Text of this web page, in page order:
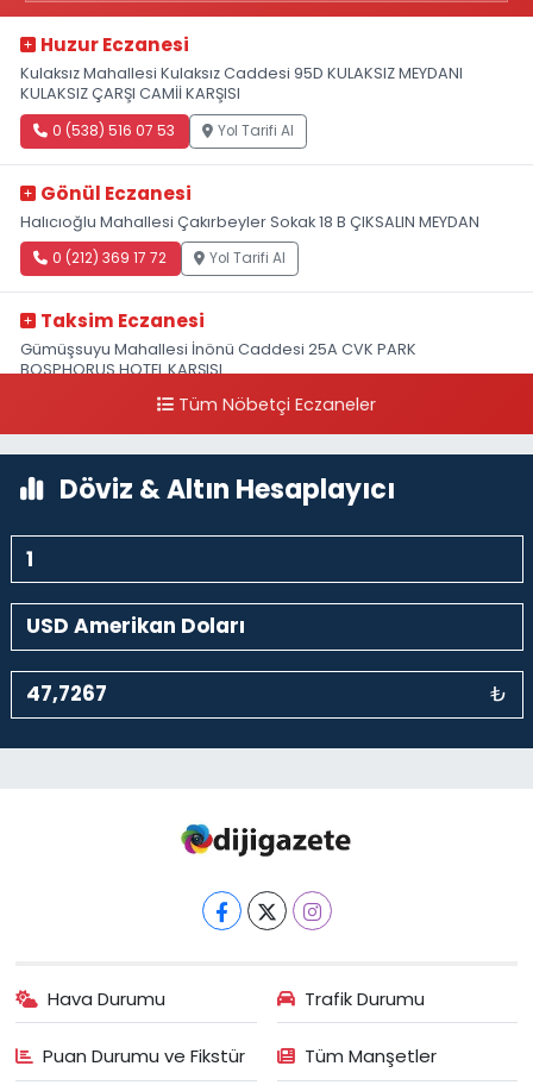
Huzur Eczanesi
Kulaksız Mahallesi Kulaksız Caddesi 95D KULAKSIZ MEYDANI
KULAKSIZ ÇARŞI CAMİİ KARŞISI
0 (538) 516 07 53 Yol Tarifi Al
Gönül Eczanesi
Halıcıoğlu Mahallesi Çakırbeyler Sokak 18 B ÇIKSALIN MEYDAN
0 (212) 369 17 72 Yol Tarifi Al
Taksim Eczanesi
Gümüşsuyu Mahallesi İnönü Caddesi 25A CVK PARK
BOSPHORUS HOTEL KARŞISI
0 (212) 249 50 99 Yol Tarifi Al
Tüm Nöbetçi Eczaneler
Döviz & Altın Hesaplayıcı
₺
Hava Durumu Trafik Durumu
Puan Durumu ve Fikstür Tüm Manşetler